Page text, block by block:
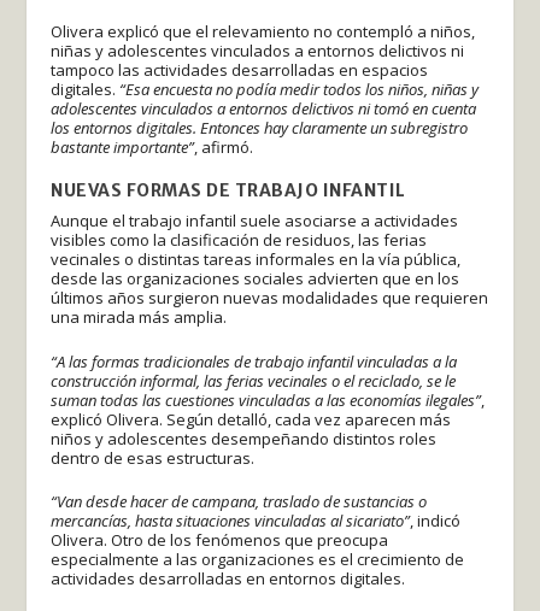
Olivera explicó que el relevamiento no contempló a niños,
niñas y adolescentes vinculados a entornos delictivos ni
tampoco las actividades desarrolladas en espacios
digitales. “Esa encuesta no podía medir todos los niños, niñas y
adolescentes vinculados a entornos delictivos ni tomó en cuenta
los entornos digitales. Entonces hay claramente un subregistro
bastante importante”, afirmó.
NUEVAS FORMAS DE TRABAJO INFANTIL
Aunque el trabajo infantil suele asociarse a actividades
visibles como la clasificación de residuos, las ferias
vecinales o distintas tareas informales en la vía pública,
desde las organizaciones sociales advierten que en los
últimos años surgieron nuevas modalidades que requieren
una mirada más amplia.
“A las formas tradicionales de trabajo infantil vinculadas a la
construcción informal, las ferias vecinales o el reciclado, se le
suman todas las cuestiones vinculadas a las economías ilegales”,
explicó Olivera. Según detalló, cada vez aparecen más
niños y adolescentes desempeñando distintos roles
dentro de esas estructuras.
“Van desde hacer de campana, traslado de sustancias o
mercancías, hasta situaciones vinculadas al sicariato”, indicó
Olivera. Otro de los fenómenos que preocupa
especialmente a las organizaciones es el crecimiento de
actividades desarrolladas en entornos digitales.